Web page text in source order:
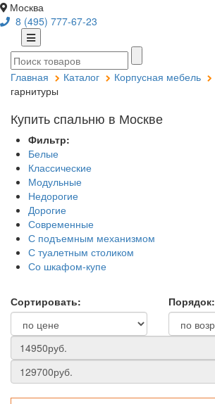
Москва
8 (495) 777-67-23
Главная Каталог Корпусная мебель
гарнитуры
Купить спальню в Москве
Фильтр:
Белые
Классические
Модульные
Недорогие
Дорогие
Современные
С подъемным механизмом
С туалетным столиком
Со шкафом-купе
Сортировать: Порядок: